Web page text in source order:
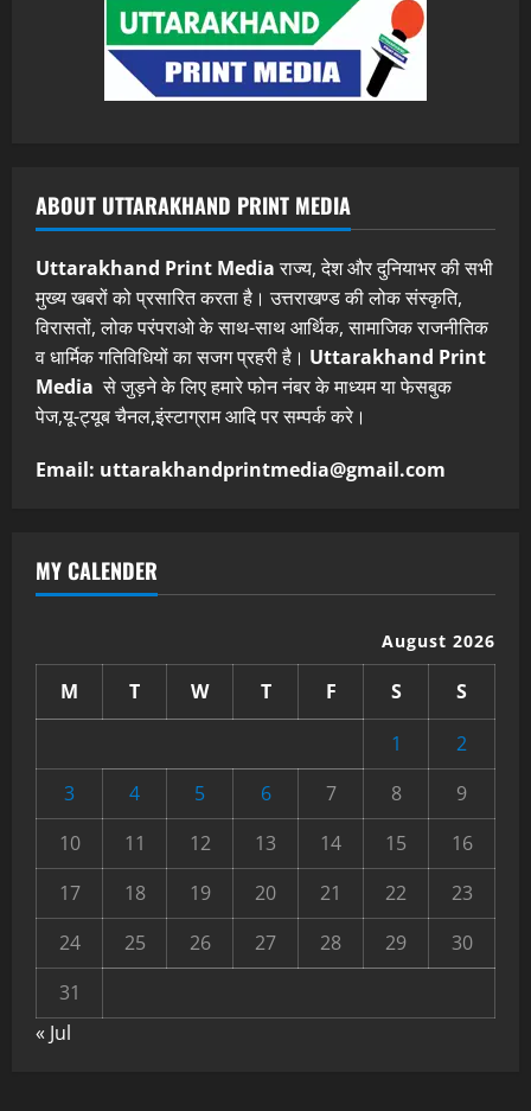
ABOUT UTTARAKHAND PRINT MEDIA
Uttarakhand Print Mediaराज्य, देश और दुनियाभर की सभी
मुख्य खबरों को प्रसारित करता है। उत्तराखण्ड की लोक संस्कृति,
विरासतों, लोक परंपराओ के साथ-साथ आर्थिक, सामाजिक राजनीतिक
व धार्मिक गतिविधियों का सजग प्रहरी है। Uttarakhand Print
Media से जुड़ने के लिए हमारे फोन नंबर के माध्यम या फेसबुक
पेज,यू-ट्यूब चैनल,इंस्टाग्राम आदि पर सम्पर्क करे।
Email: uttarakhandprintmedia@gmail.com
MY CALENDER
August 2026
M T W T F S
S
1
2
3
4 5 6 7 8
9
10
11 12 13 14 15
16
17
18 19 20 21 22
23
24
25 26 27 28 29
30
31
« Jul